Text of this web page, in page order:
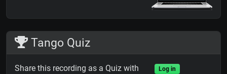
Tango Quiz
Share this recording as a Quiz with
Log in